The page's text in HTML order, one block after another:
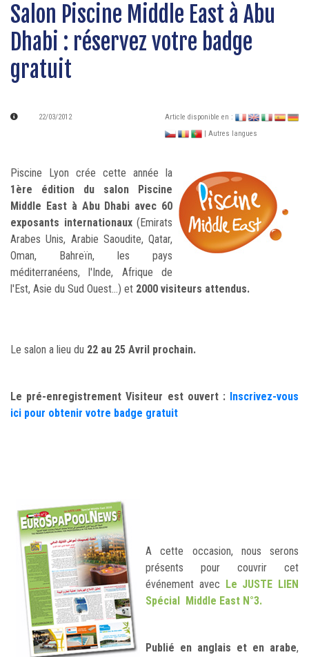
Salon Piscine Middle East à Abu
Dhabi : réservez votre badge
gratuit
22/03/2012
Article disponible en :
| Autres langues
Piscine Lyon crée cette année la
1ère édition du salon Piscine
Middle East à Abu Dhabi avec 60
exposants internationaux (Emirats
Arabes Unis, Arabie Saoudite, Qatar,
Oman, Bahreïn, les pays
méditerranéens, l'Inde, Afrique de
l'Est, Asie du Sud Ouest...) et 2000 visiteurs attendus.
Le salon a lieu du 22 au 25 Avril prochain.
Le pré-enregistrement Visiteur est ouvert : Inscrivez-vous
ici pour obtenir votre badge gratuit
A cette occasion, nous serons
présents pour couvrir cet
événement avec Le JUSTE LIEN
Spécial Middle East N°3.
Publié en anglais et en arabe,